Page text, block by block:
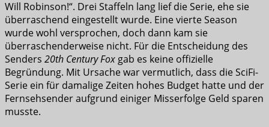
Will Robinson!“. Drei Staffeln lang lief die Serie, ehe sie
überraschend eingestellt wurde. Eine vierte Season
wurde wohl versprochen, doch dann kam sie
überraschenderweise nicht. Für die Entscheidung des
Senders 20th Century Fox gab es keine offizielle
Begründung. Mit Ursache war vermutlich, dass die SciFi-
Serie ein für damalige Zeiten hohes Budget hatte und der
Fernsehsender aufgrund einiger Misserfolge Geld sparen
musste.